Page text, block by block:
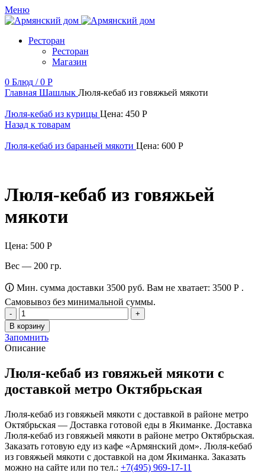
Меню
Ресторан
Ресторан
Магазин
0 Блюд / 0 Р
Главная Шашлык Люля-кебаб из говяжьей мякоти
Люля-кебаб из курицы Цена: 450 Р
Назад к товарам
Люля-кебаб из бараньей мякоти Цена: 600 Р
Люля-кебаб из говяжьей
мякоти
Цена: 500 Р
Вес — 200 гр.
🛈 Мин. сумма доставки 3500 руб. Вам не хватает: 3500 Р .
Самовывоз без минимальной суммы.
Количество
товара
Люля-
кебаб
из
мякоти
В корзину
Запомнить
Описание
Люля-кебаб из говяжьей мякоти с
доставкой метро Октябрьская
Люля-кебаб из говяжьей мякоти с доставкой в районе метро
Октябрьская — Доставка готовой еды в Якиманке. Доставка
Люля-кебаб из говяжьей мякоти в районе метро Октябрьская.
Заказать готовую еду из кафе «Армянский дом». Люля-кебаб
из говяжьей мякоти с доставкой на дом Якиманка. Заказать
можно на сайте или по тел.: +7(495) 969-17-11